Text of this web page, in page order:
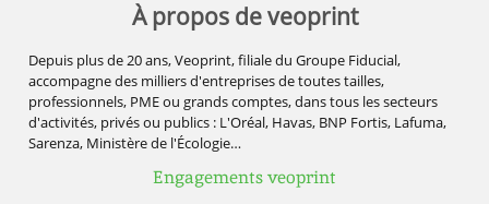
À propos de veoprint
Depuis plus de 20 ans, Veoprint, filiale du Groupe Fiducial,
accompagne des milliers d'entreprises de toutes tailles,
professionnels, PME ou grands comptes, dans tous les secteurs
d'activités, privés ou publics : L'Oréal, Havas, BNP Fortis, Lafuma,
Sarenza, Ministère de l'Écologie…
Engagements veoprint